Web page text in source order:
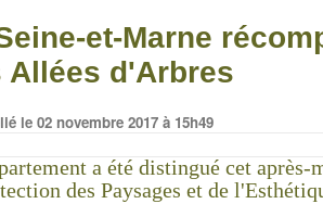
et-Marne
Allées d'Arbres
le 02 novembre 2017 à 15h49
a été distingué cet
des Paysages et de